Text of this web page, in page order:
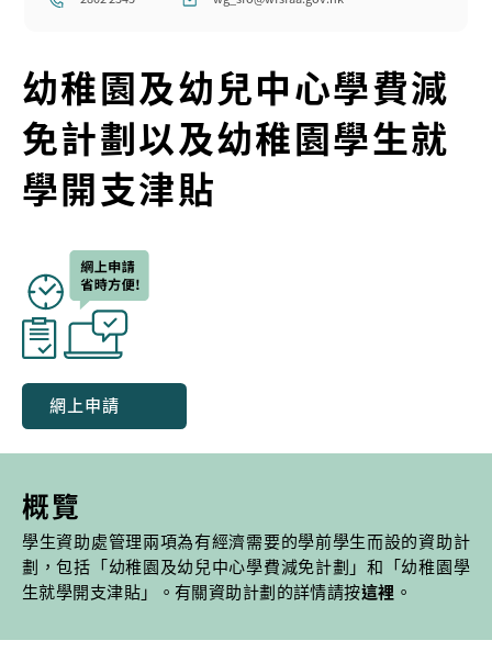
幼稚園及幼兒中心學費減
免計劃以及幼稚園學生就
學開支津貼
網上申請
概覽
學生資助處管理兩項為有經濟需要的學前學生而設的資助計
劃，包括「幼稚園及幼兒中心學費減免計劃」和「幼稚園學
生就學開支津貼」。有關資助計劃的詳情請按這裡 。